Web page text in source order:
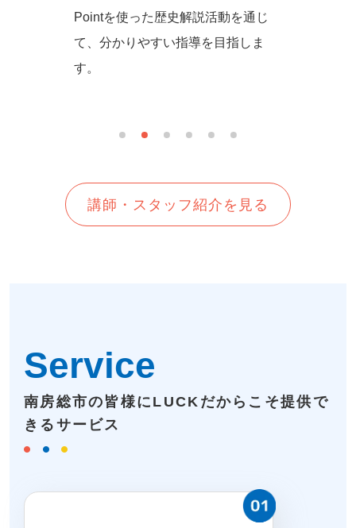
Pointを使った歴史解説活動を通じ
て、分かりやすい指導を目指しま
す。
講師・スタッフ紹介を見る
Service
南房総市の皆様にLUCKだからこそ提供で
きるサービス